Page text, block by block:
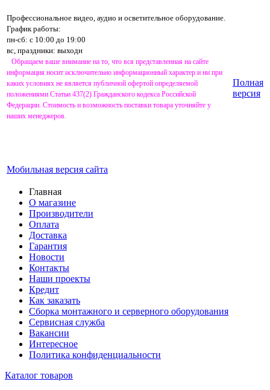
Профессиональное видео, аудио и осветительное оборудование.
График работы:
пн-сб: с 10:00 до 19:00
вс, праздники: выходн
Обращаем ваше внимание на то, что вся представленная на сайте
информация носит исключительно информационный характер и ни при
каких условиях не является публичной офертой определяемой
положениями Статьи 437(2) Гражданского кодекса Российской
Федерации. Стоимость и возможность поставки товара уточняйте у
наших менеджеров.
Мобильная версия сайта
Полная
версия
Главная
О магазине
Производители
Оплата
Доставка
Гарантия
Новости
Контакты
Наши проекты
Кредит
Как заказать
Сборка монтажного и серверного оборудования
Сервисная служба
Вакансии
Интересное
Политика конфиденциальности
Каталог товаров